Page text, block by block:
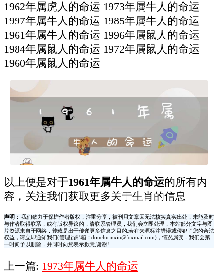
1962年属虎人的命运 1973年属牛人的命运
1997年属牛人的命运 1985年属牛人的命运
1961年属牛人的命运 1996年属鼠人的命运
1984年属鼠人的命运 1972年属鼠人的命运
1960年属鼠人的命运
以上便是对于1961年属牛人的命运的所有内
容，关注我们获取更多关于生肖的信息
声明：
我们致力于保护作者版权，注重分享，被刊用文章因无法核实真实出处，未能及时
与作者取得联系，或有版权异议的，请联系管理员，我们会立即处理，本站部分文字与图
片资源来自于网络，转载是出于传递更多信息之目的,若有来源标注错误或侵犯了您的合法
权益，请立即通知我们(管理员邮箱：douchuanxin@foxmail.com)，情况属实，我们会第
一时间予以删除，并同时向您表示歉意,谢谢!
上一篇: 1973年属牛人的命运